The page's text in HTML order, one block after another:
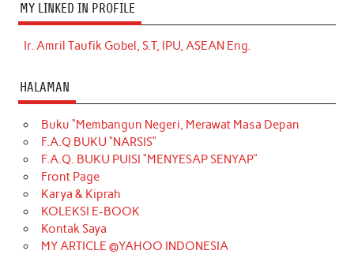
MY LINKED IN PROFILE
Ir. Amril Taufik Gobel, S.T, IPU, ASEAN Eng.
HALAMAN
Buku “Membangun Negeri, Merawat Masa Depan
F.A.Q BUKU “NARSIS”
F.A.Q. BUKU PUISI “MENYESAP SENYAP”
Front Page
Karya & Kiprah
KOLEKSI E-BOOK
Kontak Saya
MY ARTICLE @YAHOO INDONESIA